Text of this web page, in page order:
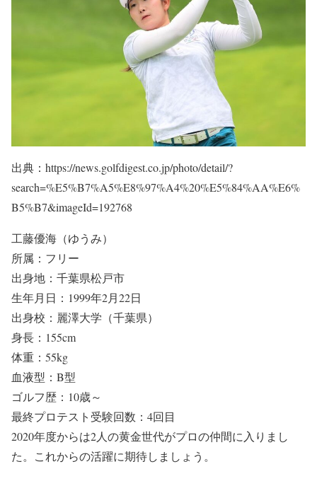
出典：https://news.golfdigest.co.jp/photo/detail/?
search=%E5%B7%A5%E8%97%A4%20%E5%84%AA%E6%
B5%B7&imageId=192768
工藤優海（ゆうみ）
所属：フリー
出身地：千葉県松戸市
生年月日：1999年2月22日
出身校：麗澤大学（千葉県）
身長：155cm
体重：55kg
血液型：B型
ゴルフ歴：10歳～
最終プロテスト受験回数：4回目
2020年度からは2人の黄金世代がプロの仲間に入りまし
た。これからの活躍に期待しましょう。